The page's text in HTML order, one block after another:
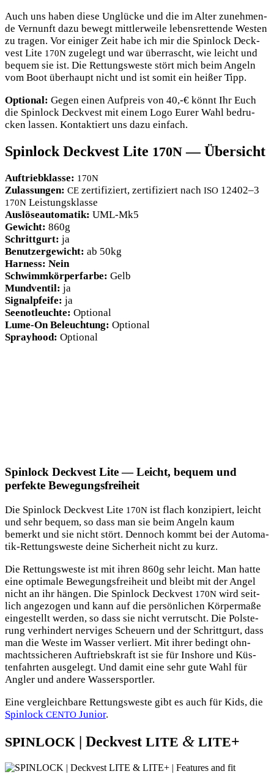
Auch uns haben die­se Unglü­cke und die im Alter zuneh­men­
de Ver­nunft dazu bewegt mitt­ler­wei­le lebens­ret­ten­de Wes­ten
zu tra­gen. Vor eini­ger Zeit habe ich mir die Spin­lock Deck­
vest Lite 170N zuge­legt und war über­rascht, wie leicht und
bequem sie ist. Die Ret­tungs­wes­te stört mich beim Angeln
vom Boot über­haupt nicht und ist somit ein hei­ßer Tipp.
Optio­nal: Gegen einen Auf­preis von 40,-€ könnt Ihr Euch
die Spin­lock Deck­vest mit einem Logo Eurer Wahl bedru­
cken las­sen. Kon­tak­tiert uns dazu einfach.
Spinlock Deckvest Lite 170N — Übersicht
Auf­trieb­klas­se: 170N
Zulas­sun­gen: CE zer­ti­fi­ziert, zer­ti­fi­ziert nach ISO 12402–3
170N Leistungsklasse
Aus­lö­se­au­toma­tik: UML-Mk5
Gewicht: 860g
Schritt­gurt: ja
Benut­zer­ge­wicht: ab 50kg
Harness: Nein
Schwimm­kör­per­far­be: Gelb
Mund­ven­til: ja
Signal­pfei­fe: ja
See­not­leuch­te: Optio­nal
Lume-On Beleuch­tung: Optio­nal
Spray­hood: Optional
Spinlock Deckvest Lite — Leicht, bequem und
perfekte Bewegungsfreiheit
Die Spin­lock Deck­vest Lite 170N ist flach kon­zi­piert, leicht
und sehr bequem, so dass man sie beim Angeln kaum
bemerkt und sie nicht stört. Den­noch kommt bei der Auto­ma­
tik-Ret­tungs­wes­te dei­ne Sicher­heit nicht zu kurz.
Die Ret­tungs­wes­te ist mit ihren 860g sehr leicht. Man hat­te
eine opti­ma­le Bewe­gungs­frei­heit und bleibt mit der Angel
nicht an ihr hän­gen. Die Spin­lock Deck­vest 170N wird seit­
lich ange­zo­gen und kann auf die per­sön­li­chen Kör­per­ma­ße
ein­ge­stellt wer­den, so dass sie nicht ver­rutscht. Die Pols­te­
rung ver­hin­dert ner­vi­ges Scheu­ern und der Schritt­gurt, dass
man die Wes­te im Was­ser ver­liert. Mit ihrer bedingt ohn­
machts­si­che­ren Auf­triebs­kraft ist sie für Inshore und Küs­
ten­fahr­ten aus­ge­legt. Und damit eine sehr gute Wahl für
Ang­ler und ande­re Wassersportler.
Eine ver­gleich­ba­re Ret­tungs­wes­te gibt es auch für Kids, die
Spin­lock CENTO Juni­or.
SPINLOCK | Deckvest LITE & LITE+